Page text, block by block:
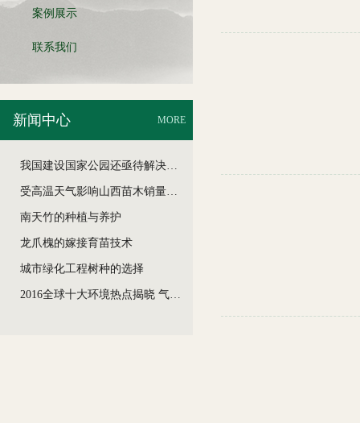
案例展示
联系我们
MORE
新闻中心
我国建设国家公园还亟待解决哪些难题
受高温天气影响山西苗木销量几近于零
南天竹的种植与养护
龙爪槐的嫁接育苗技术
城市绿化工程树种的选择
2016全球十大环境热点揭晓 气候与雾霾问题居半